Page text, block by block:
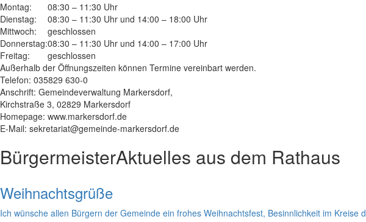
Montag:
08:30 – 11:30 Uhr
Dienstag:
08:30 – 11:30 Uhr und 14:00 – 18:00 Uhr
Mittwoch:
geschlossen
Donnerstag:08:30 – 11:30 Uhr und 14:00 – 17:00 Uhr
Freitag:
geschlossen
Außerhalb der Öffnungszeiten können Termine vereinbart werden.
Telefon: 035829 630-0
Anschrift: Gemeindeverwaltung Markersdorf,
Kirchstraße 3, 02829 Markersdorf
Homepage: www.markersdorf.de
E-Mail: sekretariat@gemeinde-markersdorf.de
BürgermeisterAktuelles aus dem Rathaus
Weihnachtsgrüße
Ich wünsche allen Bürgern der Gemeinde ein frohes Weihnachtsfest, Besinnlichkeit im